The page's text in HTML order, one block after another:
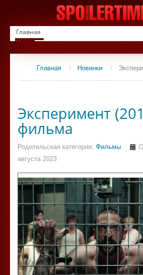
Главная
Новинки
Список фильмов
СериалыГлавная / Новинки /
Эксперимент
фильма
Родительская категория: Фильмы
августа 2023